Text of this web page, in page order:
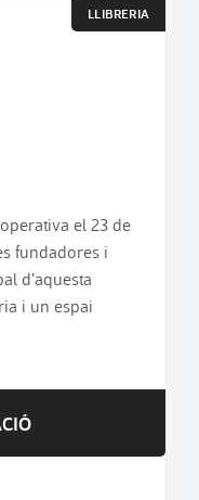
el 23 de
fundadores i
d'aquesta
i un espai
LLIBRERIA